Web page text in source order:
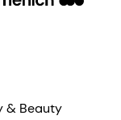
& Beauty